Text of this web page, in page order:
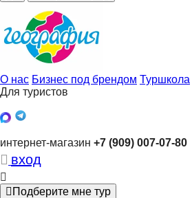
О нас Бизнес под брендом Туршкола
Для туристов
интернет-магазин +7 (909) 007-07-80
вход
Подберите мне тур